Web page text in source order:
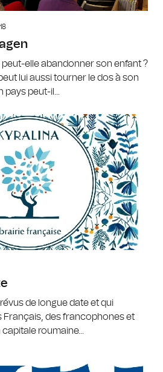
elle abandonner son enfant ?
lui aussi tourner le dos à son
peut-il...
de longue date et qui
Français, des francophones et
roumaine...